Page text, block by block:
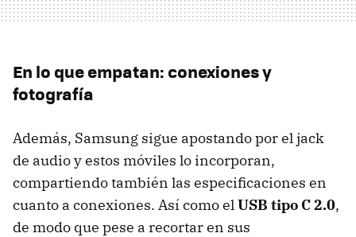
En lo que empatan: conexiones y
fotografía
Además, Samsung sigue apostando por el jack
de audio y estos móviles lo incorporan,
compartiendo también las especificaciones en
cuanto a conexiones. Así como el USB tipo C 2.0,
de modo que pese a recortar en sus